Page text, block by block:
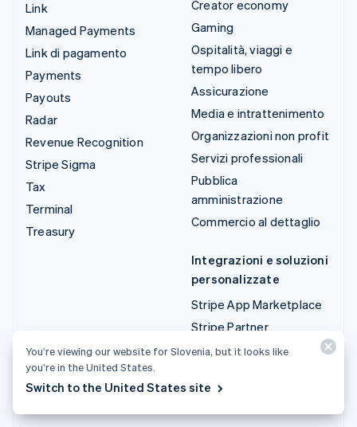
Link
Managed Payments
Link di pagamento
Payments
Payouts
Radar
Revenue Recognition
Stripe Sigma
Tax
Terminal
Treasury
Creator economy
Gaming
Ospitalità, viaggi e
tempo libero
Assicurazione
Media e intrattenimento
Organizzazioni non profit
Servizi professionali
Pubblica
amministrazione
Commercio al dettaglio
Integrazioni e soluzioni
personalizzate
Stripe App Marketplace
Stripe Partner
Ecosystem
You’re viewing our website for Slovenia, but it looks like
you’re in the United States.
Switch to the United States site